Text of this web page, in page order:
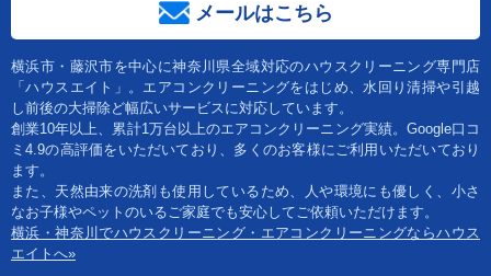
メールはこちら
横浜市・藤沢市を中心に神奈川県全域対応のハウスクリーニング専門店
「ハウスエイト」。エアコンクリーニングをはじめ、水回り清掃や引越
し前後の大掃除ど幅広いサービスに対応しています。
創業10年以上、累計1万台以上のエアコンクリーニング実績。Google口コ
ミ4.9の高評価をいただいており、多くのお客様にご利用いただいており
ます。
また、天然由来の洗剤も使用しているため、人や環境にも優しく、小さ
なお子様やペットのいるご家庭でも安心してご依頼いただけます。
横浜・神奈川でハウスクリーニング・エアコンクリーニングならハウス
エイトへ»